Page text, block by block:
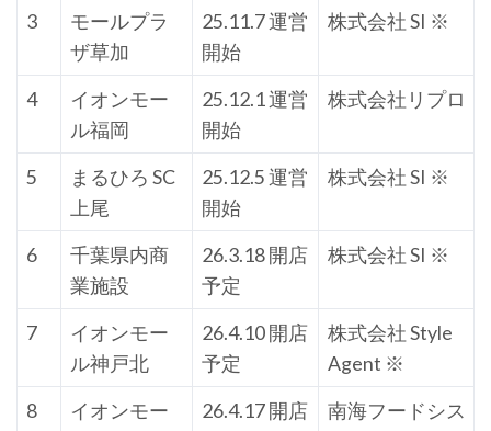
3
モールプラ
ザ草加
25.11.7 運営
開始
株式会社 SI ※
4
イオンモー
ル福岡
25.12.1 運営
開始
株式会社リプロ
5
まるひろ SC
上尾
25.12.5 運営
開始
株式会社 SI ※
6
千葉県内商
業施設
26.3.18 開店
予定
株式会社 SI ※
7
イオンモー
ル神戸北
26.4.10 開店
予定
株式会社 Style
Agent ※
8
イオンモー
26.4.17 開店
南海フードシス